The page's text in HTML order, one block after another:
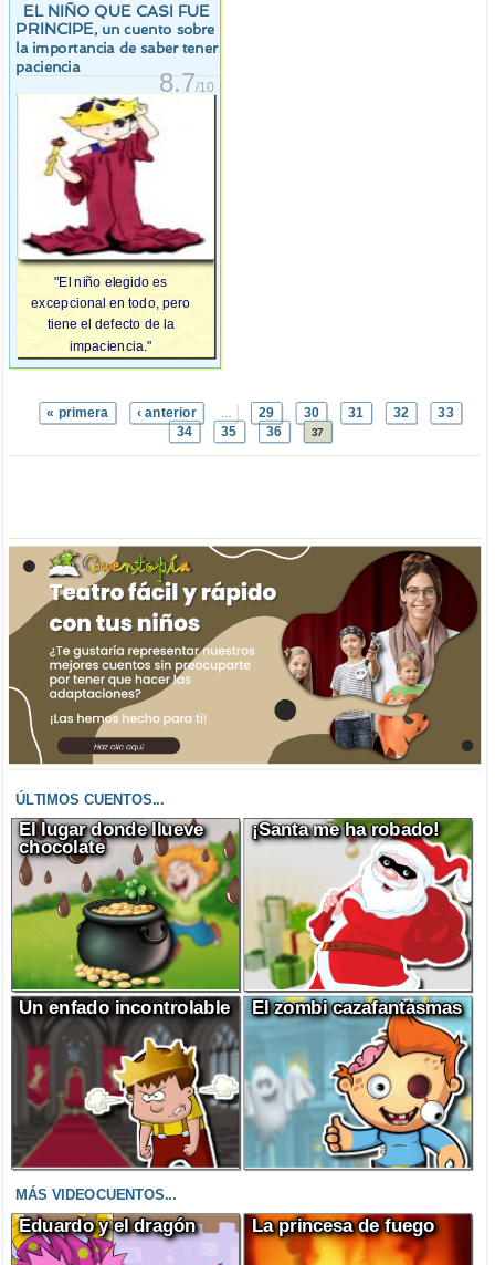
EL NIÑO QUE CASI FUE
PRINCIPE, un cuento sobre
la importancia de saber tener
paciencia
8.7/10
"El niño elegido es
excepcional en todo, pero
tiene el defecto de la
impaciencia."
« primera ‹ anterior 29 30 31 32
33
34
35 36 37
ÚLTIMOS CUENTOS...
El lugar donde llueve
chocolate
¡Santa me ha robado!
Un enfado incontrolable El zombi cazafantasmas
MÁS VIDEOCUENTOS...
Eduardo y el dragón La princesa de fuego